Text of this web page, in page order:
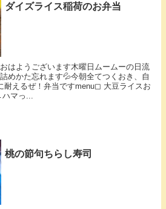
ダイズライス稲荷のお弁当
はようございます木曜日ムームーの日⁡流
めかた忘れます💦今朝全てつくおき、自
耐えるぜ！弁当です⁡menu◻︎ 大豆ライスお
マっ...
桃の節句ちらし寿司